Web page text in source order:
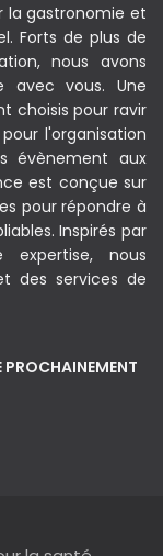
la gastronomie et
Forts de plus de
nous avons
avec vous. Une
choisis pour ravir
l'organisation
évènement aux
est conçue sur
pour répondre à
Inspirés par
nous
des services de